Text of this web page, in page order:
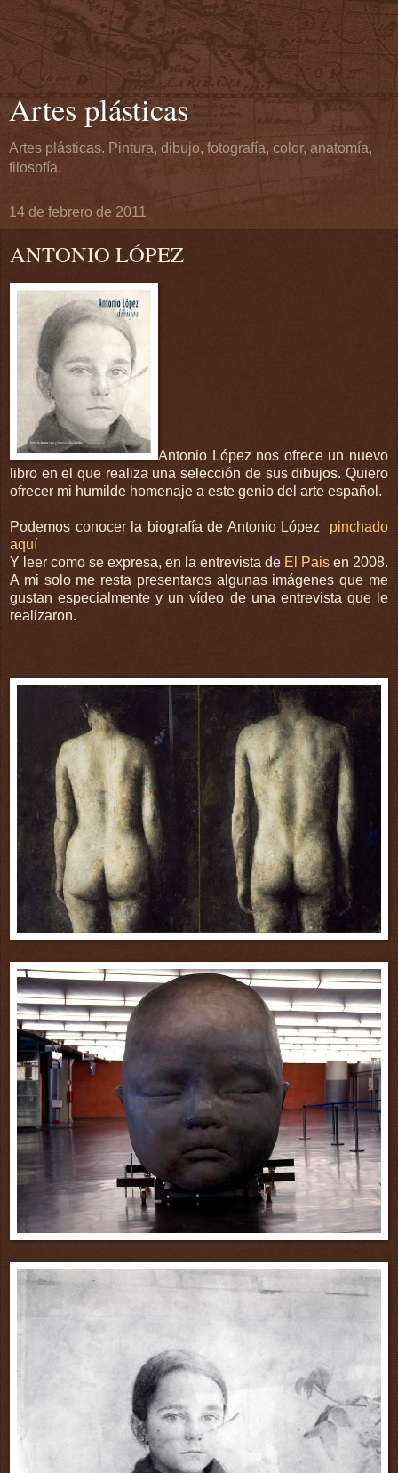
Artes plásticas
Artes plásticas. Pintura, dibujo, fotografía, color, anatomía,
filosofía.
14 de febrero de 2011
ANTONIO LÓPEZ
Antonio López nos ofrece un nuevo
libro en el que realiza una selección de sus dibujos. Quiero
ofrecer mi humilde homenaje a este genio del arte español.
Podemos conocer la biografía de Antonio López pinchado
aquí
Y leer como se expresa, en la entrevista de El Pais en 2008.
A mi solo me resta presentaros algunas imágenes que me
gustan especialmente y un vídeo de una entrevista que le
realizaron.